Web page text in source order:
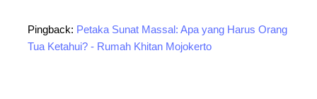
Pingback: Petaka Sunat Massal: Apa yang Harus Orang
Tua Ketahui? - Rumah Khitan Mojokerto